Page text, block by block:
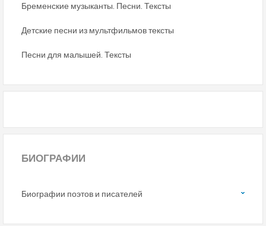
Бременские музыканты. Песни. Тексты
Детские песни из мультфильмов тексты
Песни для малышей. Тексты
БИОГРАФИИ
Биографии поэтов и писателей